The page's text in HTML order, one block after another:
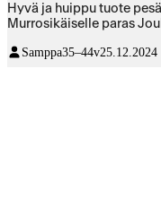
Hyvä ja huippu tuote
Murrosikäiselle paras
Samppa35–44v25.12.2024